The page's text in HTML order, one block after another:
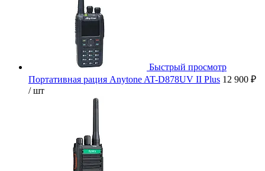
Быстрый просмотр
Портативная рация Anytone AT-D878UV II Plus 12 900 ₽
/ шт